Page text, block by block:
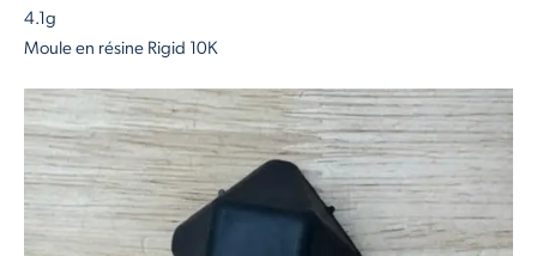
4.1g
Moule en résine Rigid 10K